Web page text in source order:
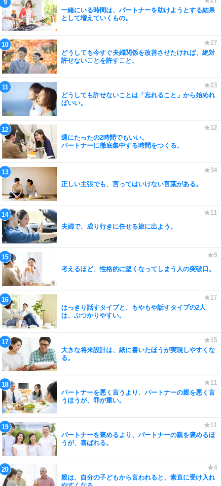
一緒にいる時間は、パートナーを助けようとする結果
として増えていくもの。
どうしても今すぐ夫婦関係を改善させたければ、絶対
許せないことを許すこと。
どうしても許せないことは「忘れること」から始めれ
ばいい。
週にたったの2時間でもいい。
パートナーに徹底集中する時間をつくる。
正しい主張でも、言ってはいけない言葉がある。
夫婦で、成り行きに任せる旅に出よう。
考えるほど、性格的に堅くなってしまう人の突破口。
はっきり話すタイプと、もやもや話すタイプの2人
は、ぶつかりやすい。
大きな将来設計は、紙に書いたほうが実現しやすくな
る。
パートナーを悪く言うより、パートナーの親を悪く言
うほうが、罪が重い。
パートナーを褒めるより、パートナーの親を褒めるほ
うが、喜ばれる。
親は、自分の子どもから言われると、素直に受け入れ